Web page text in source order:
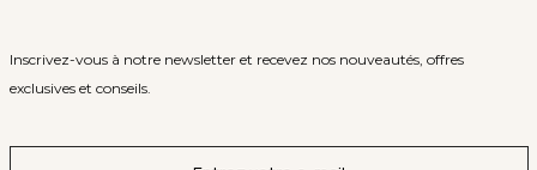
Inscrivez-vous à notre newsletter et recevez nos nouveautés, offres
exclusives et conseils.